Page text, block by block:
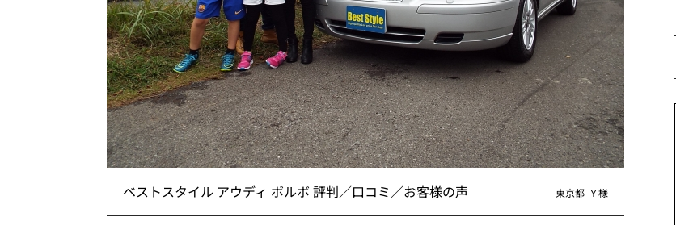
ベストスタイル アウディ ボルボ 評判／口コミ／お客様の声 東京都 Ｙ様